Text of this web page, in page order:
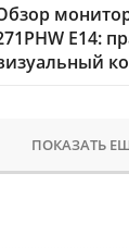
E14:
ПОКАЗАТЬ